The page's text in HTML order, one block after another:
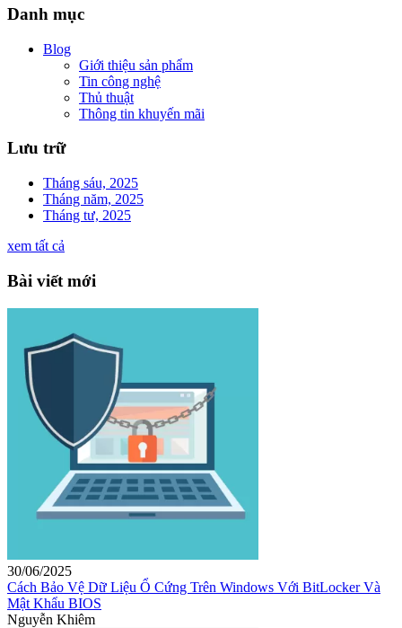
Danh mục
Blog
Giới thiệu sản phẩm
Tin công nghệ
Thủ thuật
Thông tin khuyến mãi
Lưu trữ
Tháng sáu, 2025
Tháng năm, 2025
Tháng tư, 2025
xem tất cả
Bài viết mới
30/06/2025
Cách Bảo Vệ Dữ Liệu Ổ Cứng Trên Windows Với BitLocker Và
Mật Khẩu BIOS
Nguyễn Khiêm